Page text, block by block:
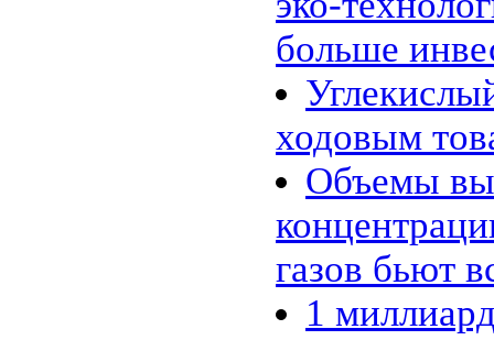
больше
ходовым
Объемы
газов бьют
1